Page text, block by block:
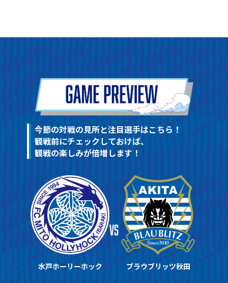
今節の対戦の見所と注目選手はこちら！
観戦前にチェックしておけば、
観戦の楽しみが倍増します！
水戸ホーリーホック
VS
ブラウブリッツ秋田